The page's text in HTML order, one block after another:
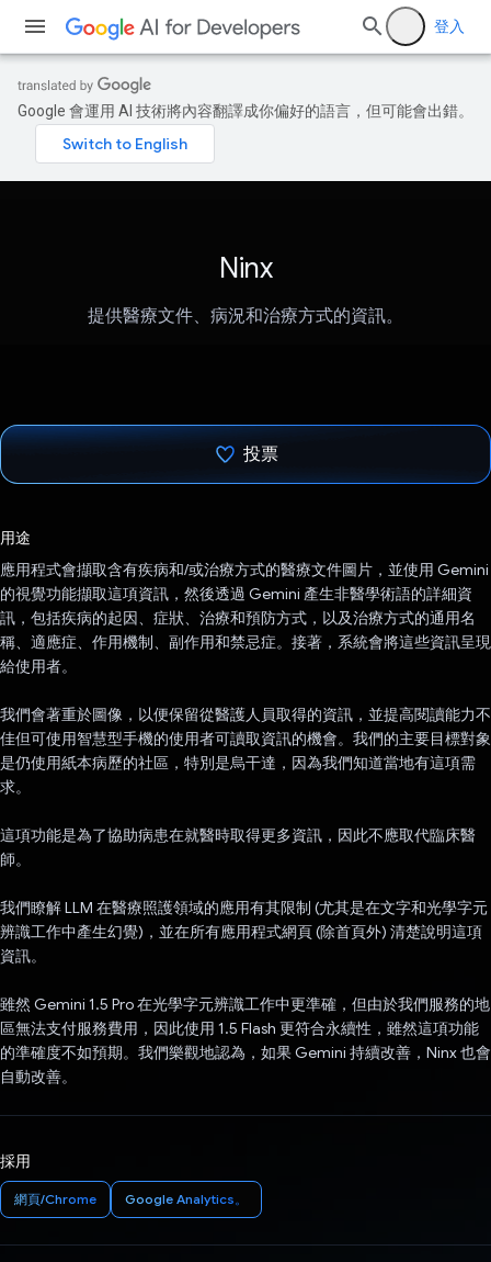
登入
Google 會運用 AI 技術將內容翻譯成你偏好的語言，但可能會出錯。
Ninx
提供醫療文件、病況和治療方式的資訊。
投票
用途
應用程式會擷取含有疾病和/或治療方式的醫療文件圖片，並使用 Gemini
的視覺功能擷取這項資訊，然後透過 Gemini 產生非醫學術語的詳細資
訊，包括疾病的起因、症狀、治療和預防方式，以及治療方式的通用名
稱、適應症、作用機制、副作用和禁忌症。接著，系統會將這些資訊呈現
給使用者。
我們會著重於圖像，以便保留從醫護人員取得的資訊，並提高閱讀能力不
佳但可使用智慧型手機的使用者可讀取資訊的機會。我們的主要目標對象
是仍使用紙本病歷的社區，特別是烏干達，因為我們知道當地有這項需
求。
這項功能是為了協助病患在就醫時取得更多資訊，因此不應取代臨床醫
師。
我們瞭解 LLM 在醫療照護領域的應用有其限制 (尤其是在文字和光學字元
辨識工作中產生幻覺)，並在所有應用程式網頁 (除首頁外) 清楚說明這項
資訊。
雖然 Gemini 1.5 Pro 在光學字元辨識工作中更準確，但由於我們服務的地
區無法支付服務費用，因此使用 1.5 Flash 更符合永續性，雖然這項功能
的準確度不如預期。我們樂觀地認為，如果 Gemini 持續改善，Ninx 也會
自動改善。
採用
網頁/Chrome Google Analytics。